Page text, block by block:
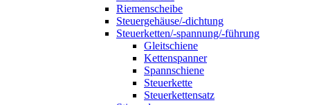
Riemenscheibe
Steuergehäuse/-dichtung
Steuerketten/-spannung/-führung
Gleitschiene
Kettenspanner
Spannschiene
Steuerkette
Steuerkettensatz